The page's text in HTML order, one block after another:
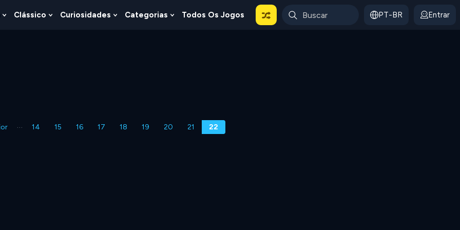
Show
Clássico Show
Curiosidades Show
Categorias Show
Todos Os Jogos PT-BR Entrar
… 14 15 16 17 18 19 20 21 22